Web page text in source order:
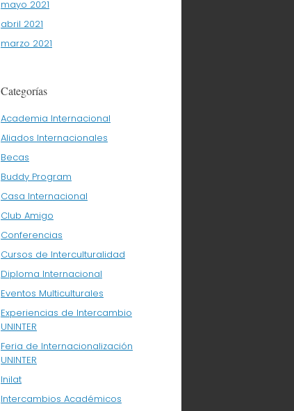
mayo 2021
abril 2021
marzo 2021
Categorías
Academia Internacional
Aliados Internacionales
Becas
Buddy Program
Casa Internacional
Club Amigo
Conferencias
Cursos de Interculturalidad
Diploma Internacional
Eventos Multiculturales
Experiencias de Intercambio
UNINTER
Feria de Internacionalización
UNINTER
Inilat
Intercambios Académicos